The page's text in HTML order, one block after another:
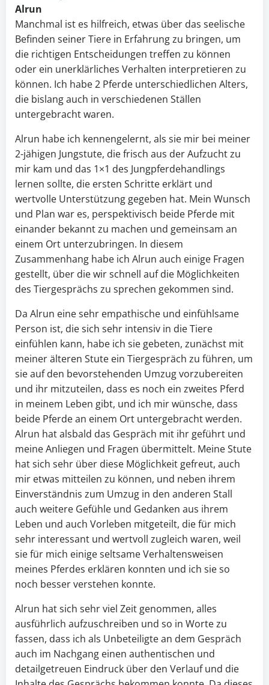
Alrun
Manchmal ist es hilfreich, etwas über das seelische
Befinden seiner Tiere in Erfahrung zu bringen, um
die richtigen Entscheidungen treffen zu können
oder ein unerklärliches Verhalten interpretieren zu
können. Ich habe 2 Pferde unterschiedlichen Alters,
die bislang auch in verschiedenen Ställen
untergebracht waren.
Alrun habe ich kennengelernt, als sie mir bei meiner
2-jähigen Jungstute, die frisch aus der Aufzucht zu
mir kam und das 1×1 des Jungpferdehandlings
lernen sollte, die ersten Schritte erklärt und
wertvolle Unterstützung gegeben hat. Mein Wunsch
und Plan war es, perspektivisch beide Pferde mit
einander bekannt zu machen und gemeinsam an
einem Ort unterzubringen. In diesem
Zusammenhang habe ich Alrun auch einige Fragen
gestellt, über die wir schnell auf die Möglichkeiten
des Tiergesprächs zu sprechen gekommen sind.
Da Alrun eine sehr empathische und einfühlsame
Person ist, die sich sehr intensiv in die Tiere
einfühlen kann, habe ich sie gebeten, zunächst mit
meiner älteren Stute ein Tiergespräch zu führen, um
sie auf den bevorstehenden Umzug vorzubereiten
und ihr mitzuteilen, dass es noch ein zweites Pferd
in meinem Leben gibt, und ich mir wünsche, dass
beide Pferde an einem Ort untergebracht werden.
Alrun hat alsbald das Gespräch mit ihr geführt und
meine Anliegen und Fragen übermittelt. Meine Stute
hat sich sehr über diese Möglichkeit gefreut, auch
mir etwas mitteilen zu können, und neben ihrem
Einverständnis zum Umzug in den anderen Stall
auch weitere Gefühle und Gedanken aus ihrem
Leben und auch Vorleben mitgeteilt, die für mich
sehr interessant und wertvoll zugleich waren, weil
sie für mich einige seltsame Verhaltensweisen
meines Pferdes erklären konnten und ich sie so
noch besser verstehen konnte.
Alrun hat sich sehr viel Zeit genommen, alles
ausführlich aufzuschreiben und so in Worte zu
fassen, dass ich als Unbeteiligte an dem Gespräch
auch im Nachgang einen authentischen und
detailgetreuen Eindruck über den Verlauf und die